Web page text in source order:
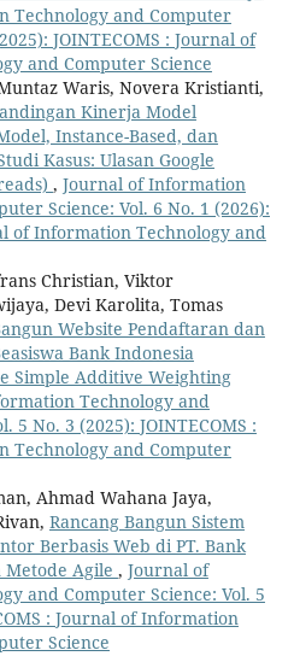
Technology and Computer
JOINTECOMS : Journal of
and Computer Science
Waris, Novera Kristianti,
Kinerja Model
Instance-Based, dan
Kasus: Ulasan Google
, Journal of Information
Science: Vol. 6 No. 1 (2026):
of Information Technology and
Christian, Viktor
Devi Karolita, Tomas
Website Pendaftaran dan
Bank Indonesia
Simple Additive Weighting
Technology and
5 No. 3 (2025): JOINTECOMS :
Technology and Computer
Ahmad Wahana Jaya,
Rancang Bangun Sistem
Berbasis Web di PT. Bank
Metode Agile , Journal of
and Computer Science: Vol. 5
: Journal of Information
Science